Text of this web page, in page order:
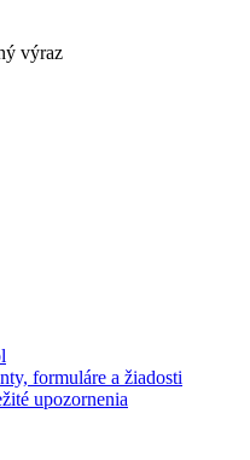
výraz
formuláre a žiadosti
upozornenia